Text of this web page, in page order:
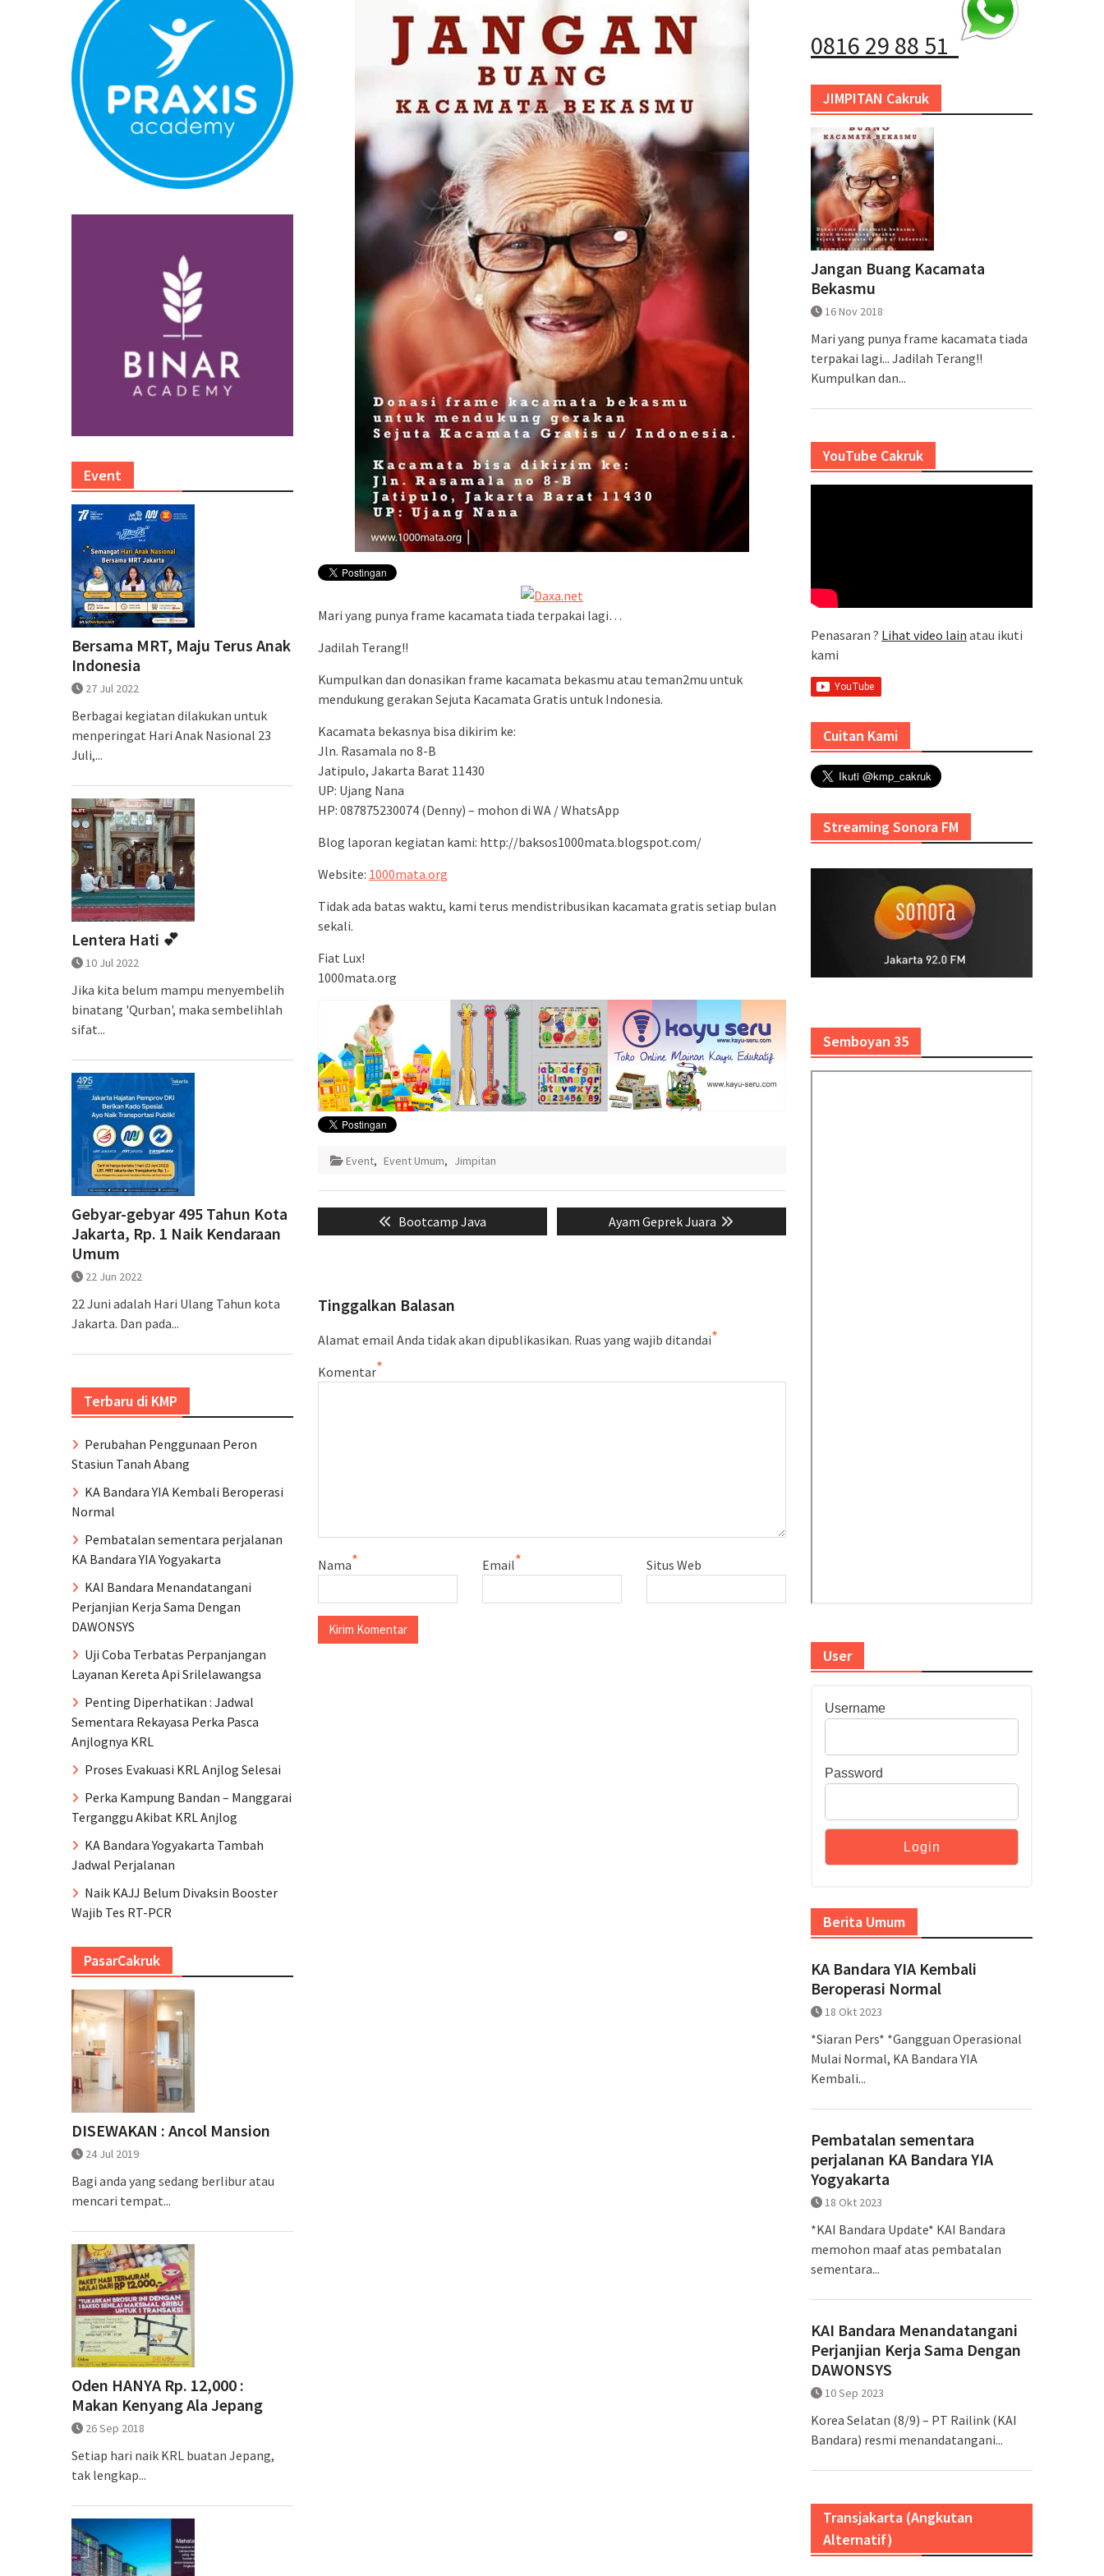
Pembatalan sementara perjalanan KA
Mari yang punya frame kacamata tiada terpakai lagi…
Jadilah Terang!!
Kumpulkan dan donasikan frame kacamata bekasmu atau teman2mu untuk
mendukung gerakan Sejuta Kacamata Gratis untuk Indonesia.
Kacamata bekasnya bisa dikirim ke:
Jln. Rasamala no 8-B
Jatipulo, Jakarta Barat 11430
UP: Ujang Nana
HP: 087875230074 (Denny) – mohon di WA / WhatsApp
Blog laporan kegiatan kami: http://baksos1000mata.blogspot.com/
Website: 1000mata.org
Tidak ada batas waktu, kami terus mendistribusikan kacamata gratis setiap bulan
sekali.
Fiat Lux!
1000mata.org
Event, Event Umum, Jimpitan
Navigasi
pos
Previous
post:
Bootcamp Java
Next
post:
Ayam Geprek Juara
Tinggalkan Balasan
Alamat email Anda tidak akan dipublikasikan. Ruas yang wajib ditandai*
Komentar*
Nama* Email* Situs Web
0816 29 88 51
JIMPITAN Cakruk
Jangan Buang Kacamata
Bekasmu
16 Nov 2018
Mari yang punya frame kacamata tiada
terpakai lagi... Jadilah Terang!!
Kumpulkan dan...
YouTube Cakruk
Penasaran ? Lihat video lain atau ikuti
kami
Cuitan Kami
Streaming Sonora FM
Semboyan 35
User
Username
Password
Berita Umum
KA Bandara YIA Kembali
Beroperasi Normal
18 Okt 2023
*Siaran Pers* *Gangguan Operasional
Mulai Normal, KA Bandara YIA
Kembali...
Pembatalan sementara
perjalanan KA Bandara YIA
Yogyakarta
18 Okt 2023
*KAI Bandara Update* KAI Bandara
memohon maaf atas pembatalan
sementara...
KAI Bandara Menandatangani
Perjanjian Kerja Sama Dengan
DAWONSYS
10 Sep 2023
Korea Selatan (8/9) – PT Railink (KAI
Bandara) resmi menandatangani...
Transjakarta (Angkutan
Alternatif)
Event
Bersama MRT, Maju Terus Anak
Indonesia
27 Jul 2022
Berbagai kegiatan dilakukan untuk
menperingat Hari Anak Nasional 23
Juli,...
Lentera Hati 💕
10 Jul 2022
Jika kita belum mampu menyembelih
binatang 'Qurban', maka sembelihlah
sifat...
Gebyar-gebyar 495 Tahun Kota
Jakarta, Rp. 1 Naik Kendaraan
Umum
22 Jun 2022
22 Juni adalah Hari Ulang Tahun kota
Jakarta. Dan pada...
Terbaru di KMP
Perubahan Penggunaan Peron
Stasiun Tanah Abang
KA Bandara YIA Kembali Beroperasi
Normal
Pembatalan sementara perjalanan
KA Bandara YIA Yogyakarta
KAI Bandara Menandatangani
Perjanjian Kerja Sama Dengan
DAWONSYS
Uji Coba Terbatas Perpanjangan
Layanan Kereta Api Srilelawangsa
Penting Diperhatikan : Jadwal
Sementara Rekayasa Perka Pasca
Anjlognya KRL
Proses Evakuasi KRL Anjlog Selesai
Perka Kampung Bandan – Manggarai
Terganggu Akibat KRL Anjlog
KA Bandara Yogyakarta Tambah
Jadwal Perjalanan
Naik KAJJ Belum Divaksin Booster
Wajib Tes RT-PCR
PasarCakruk
DISEWAKAN : Ancol Mansion
24 Jul 2019
Bagi anda yang sedang berlibur atau
mencari tempat...
Oden HANYA Rp. 12,000 :
Makan Kenyang Ala Jepang
26 Sep 2018
Setiap hari naik KRL buatan Jepang,
tak lengkap...